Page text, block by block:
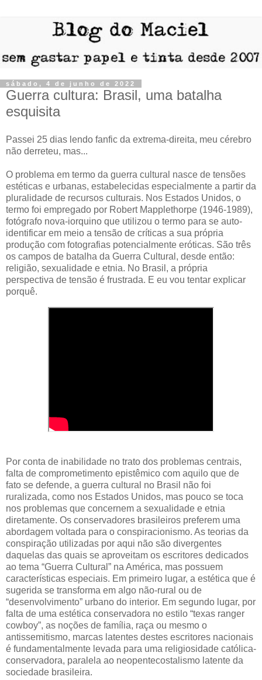
sábado, 4 de junho de 2022
Guerra cultura: Brasil, uma batalha
esquisita
Passei 25 dias lendo fanfic da extrema-direita, meu cérebro
não derreteu, mas...
O problema em termo da guerra cultural nasce de tensões
estéticas e urbanas, estabelecidas especialmente a partir da
pluralidade de recursos culturais. Nos Estados Unidos, o
termo foi empregado por Robert Mapplethorpe (1946-1989),
fotógrafo nova-iorquino que utilizou o termo para se auto-
identificar em meio a tensão de críticas a sua própria
produção com fotografias potencialmente eróticas. São três
os campos de batalha da Guerra Cultural, desde então:
religião, sexualidade e etnia. No Brasil, a própria
perspectiva de tensão é frustrada. E eu vou tentar explicar
porquê.
Por conta de inabilidade no trato dos problemas centrais,
falta de comprometimento epistêmico com aquilo que de
fato se defende, a guerra cultural no Brasil não foi
ruralizada, como nos Estados Unidos, mas pouco se toca
nos problemas que concernem a sexualidade e etnia
diretamente. Os conservadores brasileiros preferem uma
abordagem voltada para o conspiracionismo. As teorias da
conspiração utilizadas por aqui não são divergentes
daquelas das quais se aproveitam os escritores dedicados
ao tema “Guerra Cultural” na América, mas possuem
características especiais. Em primeiro lugar, a estética que é
sugerida se transforma em algo não-rural ou de
“desenvolvimento” urbano do interior. Em segundo lugar, por
falta de uma estética conservadora no estilo “texas ranger
cowboy”, as noções de família, raça ou mesmo o
antissemitismo, marcas latentes destes escritores nacionais
é fundamentalmente levada para uma religiosidade católica-
conservadora, paralela ao neopentecostalismo latente da
sociedade brasileira.